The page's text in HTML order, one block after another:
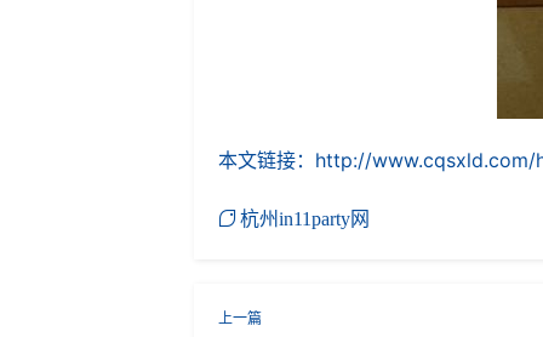
本文链接： http://www.cqsxld.com/
杭州in11party网